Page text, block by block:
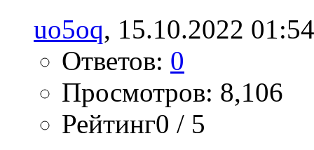
uo5oq, 15.10.2022 01:54
Ответов: 0
Просмотров: 8,106
Рейтинг0 / 5